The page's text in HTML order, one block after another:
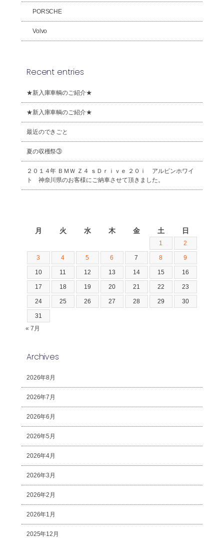
PORSCHE
Volvo
Recent entries
★新入庫車輌のご紹介★
★新入庫車輌のご紹介★
最近のできごと
夏の収穫祭③
２０１４年 ＢＭＷ Ｚ４ ｓＤｒｉｖｅ ２０ｉ アルピンホワイ
ト 神奈川県のお客様にご納車させて頂きました。
月 火 水 木 金 土 日
1 2
3 4 5 6 7 8 9
10 11 12 13 14 15 16
17 18 19 20 21 22 23
24 25 26 27 28 29 30
31
« 7月
Archives
2026年8月
2026年7月
2026年6月
2026年5月
2026年4月
2026年3月
2026年2月
2026年1月
2025年12月